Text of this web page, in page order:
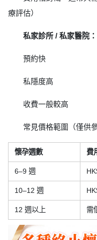
療評估）
私家診所 / 私家醫院：
預約快
私隱度高
收費一般較高
常見價格範圍（僅供
懷孕週數 費
6–9 週
10–12 週
12 週以上 需